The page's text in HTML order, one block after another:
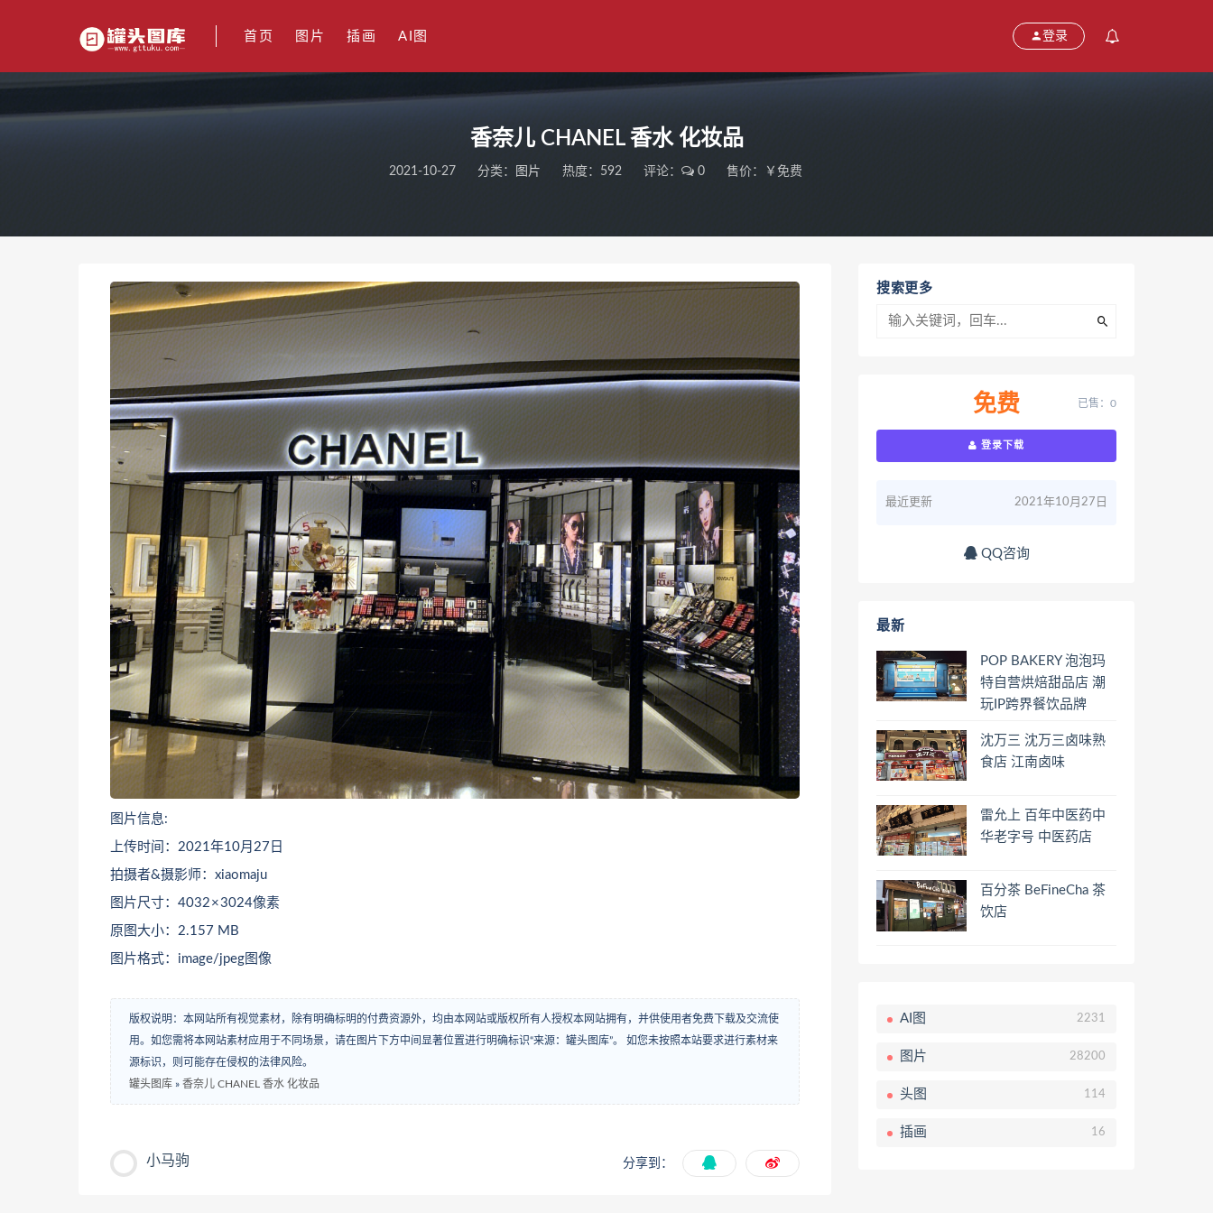
首页 图片 插画 AI图 登录
香奈儿 CHANEL 香水 化妆品
2021-10-27 分类： 图片 热度：592 评论： 0 售价：￥免费
图片信息:
上传时间：2021年10月27日
拍摄者&摄影师：xiaomaju
图片尺寸：4032 × 3024像素
原图大小：2.157 MB
图片格式：image/jpeg图像
版权说明：本网站所有视觉素材，除有明确标明的付费资源外，均由本网站或版权所有人授权本网站拥有，并供使用者免费下载及交流使
用。如您需将本网站素材应用于不同场景，请在图片下方中间显著位置进行明确标识“来源：罐头图库”。 如您未按照本站要求进行素材来
源标识，则可能存在侵权的法律风险。
罐头图库 » 香奈儿 CHANEL 香水 化妆品
小马驹 分享到：
搜索更多
免费 已售：0
登录下载
最近更新 2021年10月27日
QQ咨询
最新
POP BAKERY 泡泡玛
特自营烘焙甜品店 潮
玩IP跨界餐饮品牌
沈万三 沈万三卤味熟
食店 江南卤味
雷允上 百年中医药中
华老字号 中医药店
百分茶 BeFineCha 茶
饮店
AI图 2231
图片 28200
头图 114
插画 16